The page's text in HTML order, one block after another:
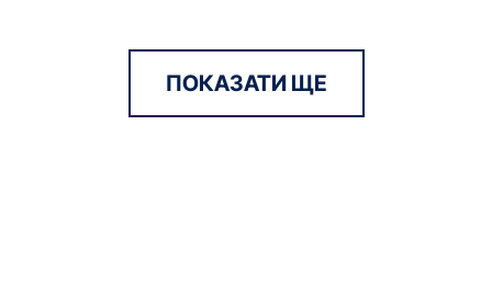
ПОКАЗАТИ ЩЕ